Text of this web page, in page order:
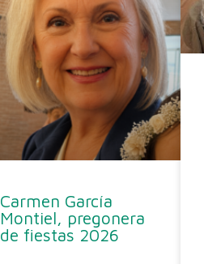
Carmen García
Montiel, pregonera
de fiestas 2026